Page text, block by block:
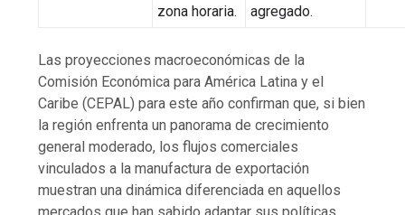
zona horaria.
agregado.
Las proyecciones macroeconómicas de la
Comisión Económica para América Latina y el
Caribe (CEPAL) para este año confirman que, si bien
la región enfrenta un panorama de crecimiento
general moderado, los flujos comerciales
vinculados a la manufactura de exportación
muestran una dinámica diferenciada en aquellos